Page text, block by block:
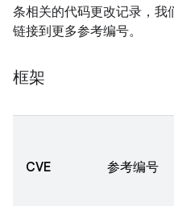
条相关的代码更改记录，我
链接到更多参考编号。
框架
CVE 参考编号